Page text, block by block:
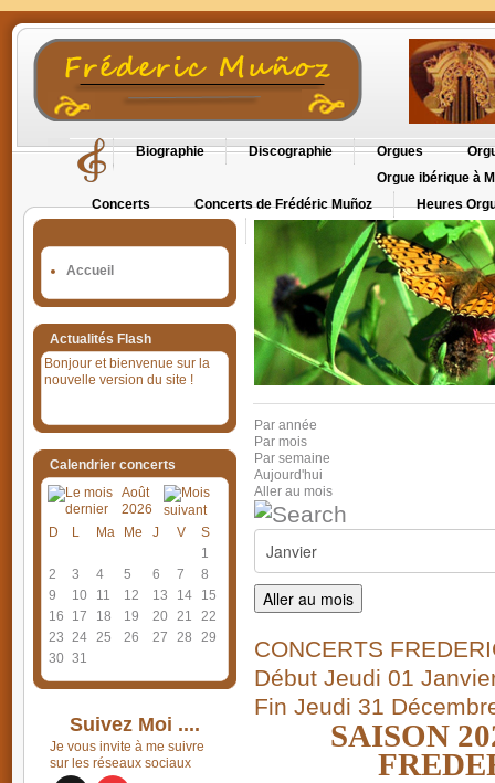
Biographie Discographie Orgues
Orgue ibérique à
Concerts
Concerts de Frédéric Muñoz
Heures
Accueil
Actualités Flash
Bonjour et bienvenue sur la
nouvelle version du site !
Calendrier concerts
Août
2026
D
L Ma Me J V
S
1
2
3 4 5 6 7
8
9
10 11 12 13 14
15
16
17 18 19 20 21
22
23 24 25 26 27 28
29
30 31
Suivez Moi ....
Je vous invite à me suivre
sur les réseaux sociaux
Par année
Par mois
Par semaine
Aujourd'hui
Aller au mois
Aller au mois
CONCERTS
Début Jeudi 01
Fin Jeudi 31
SAISON